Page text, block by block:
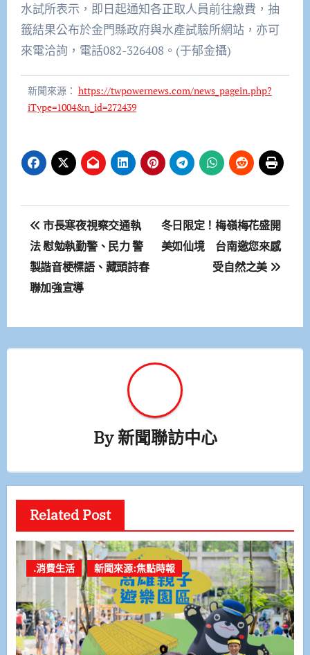
水試所表示，即日起通知各正取人員前往繳費，抽
籤結果公布於金門縣政府與水產試驗所網站，亦可
來電洽詢，電話082-326408。(于郁金攝)
新聞來源： https://twpowernews.com/news_pagein.php?
iType=1004&n_id=272439
文
章
導
市長寒夜視察交通執
法 慰勉執勤警、民力 警
製諧音梗標語、藏頭詩春
聯加強宣導
冬日限定！梅嶺梅花盛開
美如仙境 台南邀您來感
受自然之美
By新聞聯訪中心
Related Post
.消費生活 新聞來源:焦點時報